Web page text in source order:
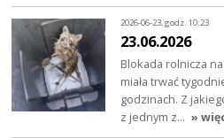
2026-06-23, godz. 10:23
23.06.2026
Blokada rolnicza
miała trwać
godzinach. Z
z jednym z… »